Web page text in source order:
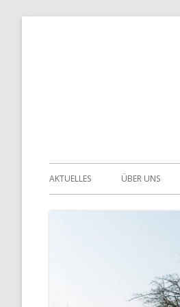
Primäres
Menü
AKTUELLES ÜBER UNS